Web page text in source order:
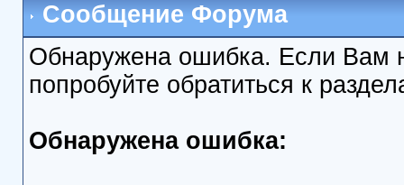
Сообщение Форума
Обнаружена ошибка. Если Вам
попробуйте обратиться к
Обнаружена ошибка: